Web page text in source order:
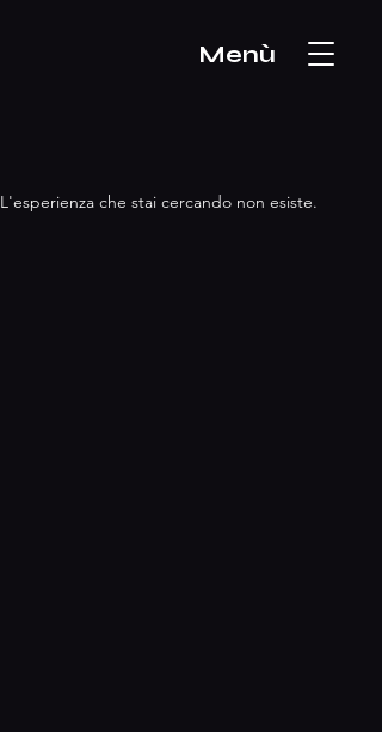
Menù
L'esperienza che stai cercando non esiste.